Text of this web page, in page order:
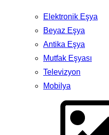
Elektronik Eşya
Beyaz Eşya
Antika Eşya
Mutfak Eşyası
Televizyon
Mobilya